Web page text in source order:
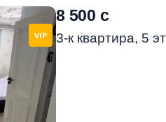
VIP
8 500 с
3-к квартира, 5